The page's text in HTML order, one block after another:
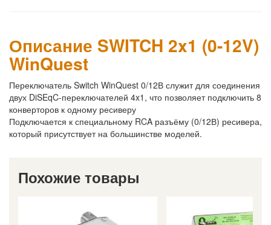
Описание SWITCH 2x1 (0-12V)
WinQuest
Переключатель Switch WinQuest 0/12В служит для соединения
двух DiSEqC-переключателей 4x1, что позволяет подключить 8
конверторов к одному ресиверу
Подключается к специальному RCA разъёму (0/12В) ресивера,
который присутствует на большинстве моделей.
Похожие товары